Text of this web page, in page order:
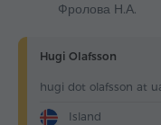
Фролова Н.А.
Hugi Olafsson
hugi dot olafsson at
Island